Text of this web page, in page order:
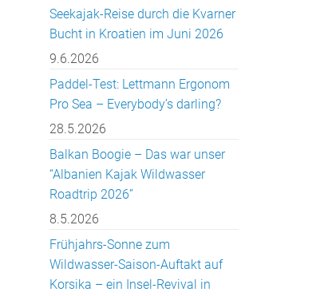
Seekajak-Reise durch die Kvarner
Bucht in Kroatien im Juni 2026
9.6.2026
Paddel-Test: Lettmann Ergonom
Pro Sea – Everybody’s darling?
28.5.2026
Balkan Boogie – Das war unser
“Albanien Kajak Wildwasser
Roadtrip 2026”
8.5.2026
Frühjahrs-Sonne zum
Wildwasser-Saison-Auftakt auf
Korsika – ein Insel-Revival in